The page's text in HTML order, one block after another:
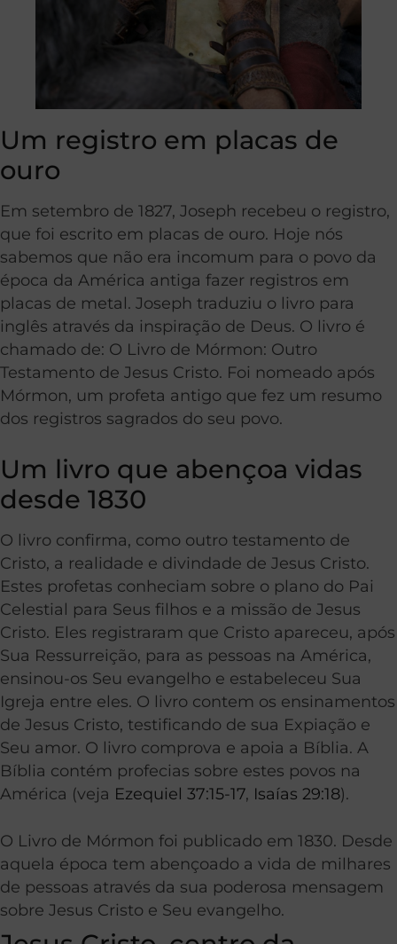
Um registro em placas de
ouro
Em setembro de 1827, Joseph recebeu o registro,
que foi escrito em placas de ouro. Hoje nós
sabemos que não era incomum para o povo da
época da América antiga fazer registros em
placas de metal. Joseph traduziu o livro para
inglês através da inspiração de Deus. O livro é
chamado de: O Livro de Mórmon: Outro
Testamento de Jesus Cristo. Foi nomeado após
Mórmon, um profeta antigo que fez um resumo
dos registros sagrados do seu povo.
Um livro que abençoa vidas
desde 1830
O livro confirma, como outro testamento de
Cristo, a realidade e divindade de Jesus Cristo.
Estes profetas conheciam sobre o plano do Pai
Celestial para Seus filhos e a missão de Jesus
Cristo. Eles registraram que Cristo apareceu, após
Sua Ressurreição, para as pessoas na América,
ensinou-os Seu evangelho e estabeleceu Sua
Igreja entre eles. O livro contem os ensinamentos
de Jesus Cristo, testificando de sua Expiação e
Seu amor. O livro comprova e apoia a Bíblia. A
Bíblia contém profecias sobre estes povos na
América (veja Ezequiel 37:15-17, Isaías 29:18).
O Livro de Mórmon foi publicado em 1830. Desde
aquela época tem abençoado a vida de milhares
de pessoas através da sua poderosa mensagem
sobre Jesus Cristo e Seu evangelho.